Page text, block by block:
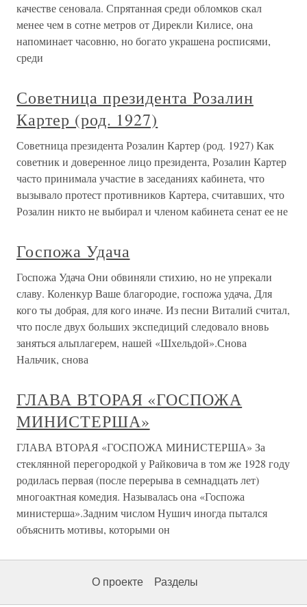
качестве сеновала. Спрятанная среди обломков скал
менее чем в сотне метров от Дирекли Килисе, она
напоминает часовню, но богато украшена росписями,
среди
Советница президента Розалин
Картер (род. 1927)
Советница президента Розалин Картер (род. 1927) Как
советник и доверенное лицо президента, Розалин Картер
часто принимала участие в заседаниях кабинета, что
вызывало протест противников Картера, считавших, что
Розалин никто не выбирал и членом кабинета сенат ее не
Госпожа Удача
Госпожа Удача Они обвиняли стихию, но не упрекали
славу. Коленкур Ваше благородие, госпожа удача, Для
кого ты добрая, для кого иначе. Из песни Виталий считал,
что после двух больших экспедиций следовало вновь
заняться альплагерем, нашей «Шхельдой».Снова
Нальчик, снова
ГЛАВА ВТОРАЯ «ГОСПОЖА
МИНИСТЕРША»
ГЛАВА ВТОРАЯ «ГОСПОЖА МИНИСТЕРША» За
стеклянной перегородкой у Райковича в том же 1928 году
родилась первая (после перерыва в семнадцать лет)
многоактная комедия. Называлась она «Госпожа
министерша».Задним числом Нушич иногда пытался
объяснить мотивы, которыми он
О проекте Разделы